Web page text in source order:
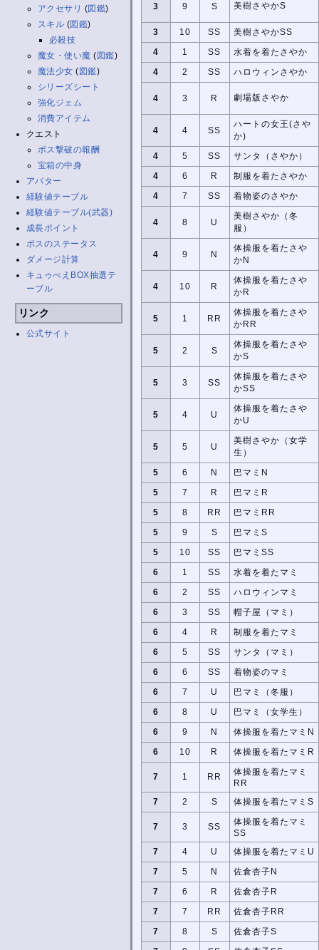
アクセサリ (図鑑)
スキル (図鑑)
必殺技
魔女・使い魔 (図鑑)
魔法少女 (図鑑)
シリーズシート
強化ジェム
消費アイテム
クエスト
ボス撃破の報酬
宝箱の中身
アバター
経験値テーブル
経験値テーブル(武器)
成長ポイント
ボスのステータス
ダメージ計算
キュゥべえBOX抽選テ
ーブル
リンク
公式サイト
3 9 S 美樹さやかS
3 10 SS
美樹さやかSS
4
1 SS
水着を着たさやか
4
2 SS ハロウィンさやか
4 3 R 劇場版さやか
4 4 SS
ハートの女王(さや
か)
4
5 SS
サンタ（さやか）
4
6 R
制服を着たさやか
4
7 SS 着物姿のさやか
4 8 U
美樹さやか（冬
服）
4 9 N
体操服を着たさや
かN
4 10 R
体操服を着たさや
かR
5 1 RR
体操服を着たさや
かRR
5 2 S
体操服を着たさや
かS
5 3 SS
体操服を着たさや
かSS
5 4 U
体操服を着たさや
かU
5 5 U
美樹さやか（女学
生）
5
6 N
巴マミN
5
7 R
巴マミR
5
8 RR
巴マミRR
5
9 S
巴マミS
5
10 SS
巴マミSS
6
1 SS
水着を着たマミ
6
2 SS
ハロウィンマミ
6
3 SS
帽子屋（マミ）
6
4 R
制服を着たマミ
6
5 SS
サンタ（マミ）
6
6 SS
着物姿のマミ
6
7 U
巴マミ（冬服）
6
8 U
巴マミ（女学生）
6
9 N
体操服を着たマミN
6
10 R 体操服を着たマミR
7 1 RR
体操服を着たマミ
RR
7
2 S 体操服を着たマミS
7 3 SS
体操服を着たマミ
SS
7
4 U
体操服を着たマミU
7
5 N
佐倉杏子N
7
6 R
佐倉杏子R
7
7 RR
佐倉杏子RR
7
8 S
佐倉杏子S